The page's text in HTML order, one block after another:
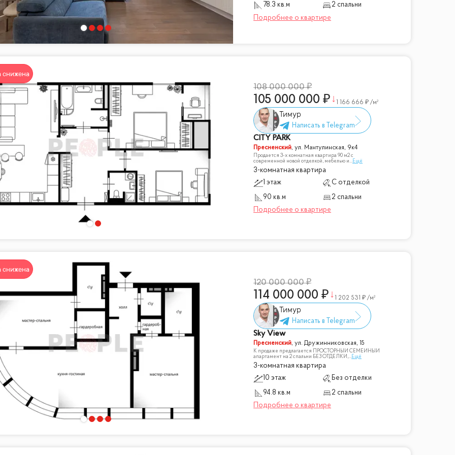
78.3 кв.м 2 спальни
снижена
108 000 000
105 000 000 1 166 666 /м²
Тимур
CITY PARK
Пресненский, ул. Мантулинская, 9к4
Продается 3-х комнатная квартира 90 м2 с
современной новой отделкой, мебелью и...Ещё
3-комнатная квартира
1 этаж
С отделкой
90 кв.м
2 спальни
снижена
120 000 000
114 000 000 1 202 531 /м²
Тимур
Sky View
Пресненский, ул. Дружинниковская, 15
К продаже предлагается ПРОСТОРНЫЙ СЕМЕЙНЫЙ
апартамент на 2 спальни БЕЗ ОТДЕЛКИ,...Ещё
3-комнатная квартира
10 этаж
Без отделки
94.8 кв.м
2 спальни